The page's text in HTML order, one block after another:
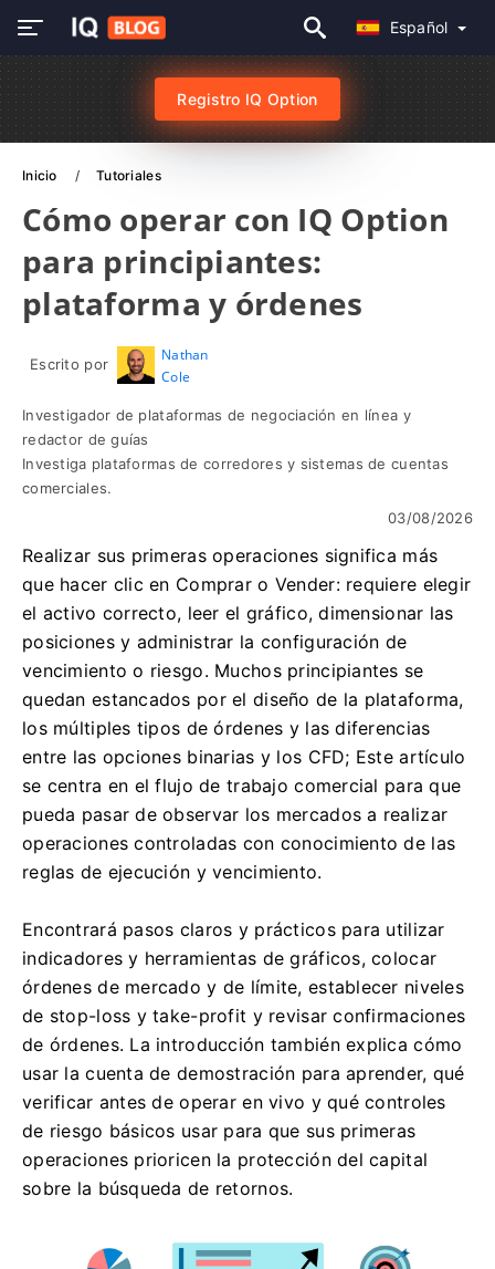
Español
Registro IQ Option
Inicio Tutoriales
Cómo operar con IQ Option
para principiantes:
plataforma y órdenes
Escrito por
Nathan
Cole
Investigador de plataformas de negociación en línea y
redactor de guías
Investiga plataformas de corredores y sistemas de cuentas
comerciales.
03/08/2026
Realizar sus primeras operaciones significa más
que hacer clic en Comprar o Vender: requiere elegir
el activo correcto, leer el gráfico, dimensionar las
posiciones y administrar la configuración de
vencimiento o riesgo. Muchos principiantes se
quedan estancados por el diseño de la plataforma,
los múltiples tipos de órdenes y las diferencias
entre las opciones binarias y los CFD; Este artículo
se centra en el flujo de trabajo comercial para que
pueda pasar de observar los mercados a realizar
operaciones controladas con conocimiento de las
reglas de ejecución y vencimiento.
Encontrará pasos claros y prácticos para utilizar
indicadores y herramientas de gráficos, colocar
órdenes de mercado y de límite, establecer niveles
de stop-loss y take-profit y revisar confirmaciones
de órdenes. La introducción también explica cómo
usar la cuenta de demostración para aprender, qué
verificar antes de operar en vivo y qué controles
de riesgo básicos usar para que sus primeras
operaciones prioricen la protección del capital
sobre la búsqueda de retornos.